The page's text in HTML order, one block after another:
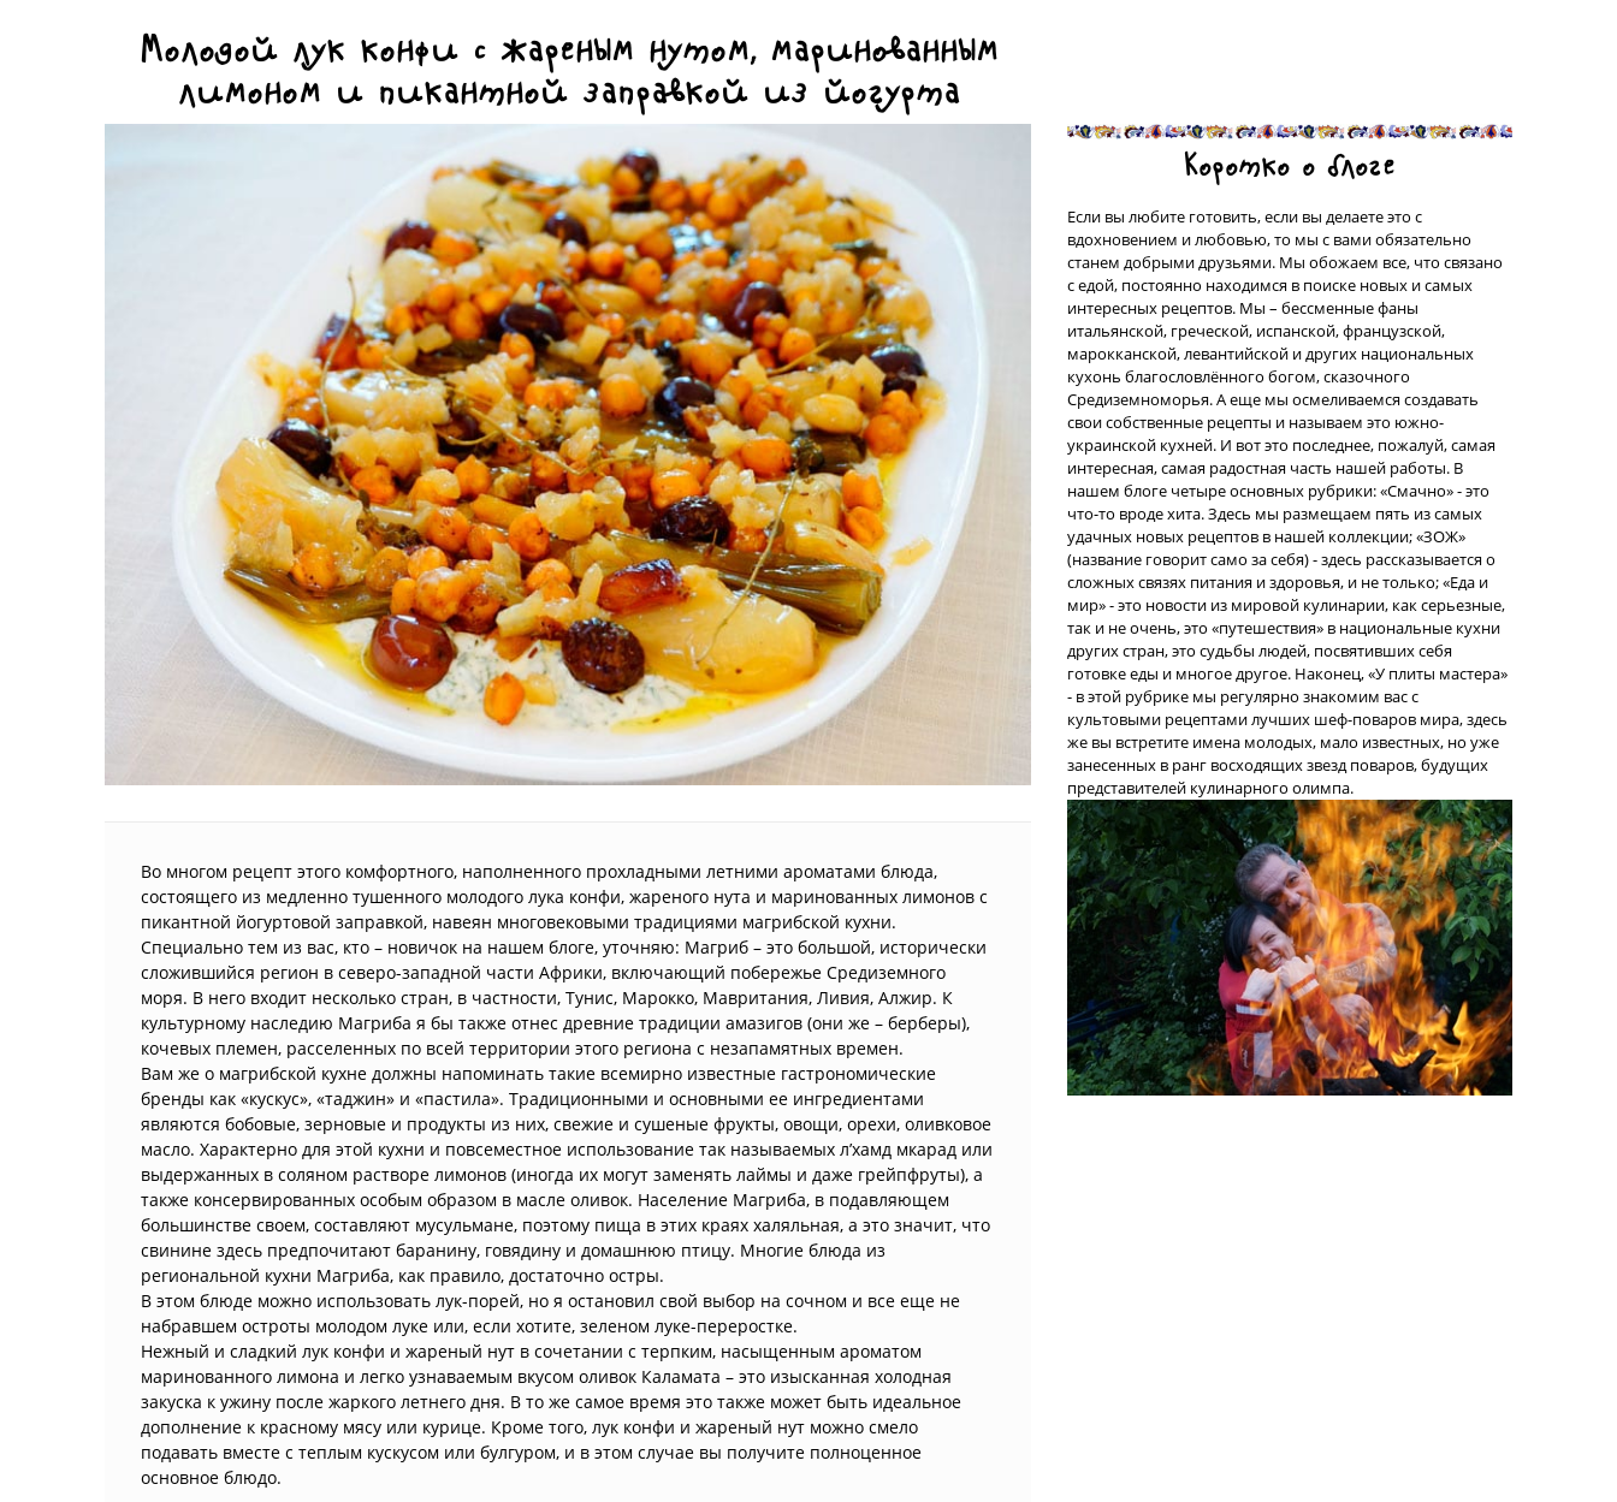
Молодой лук конфи с жареным нутом, маринованным
лимоном и пикантной заправкой из йогурта
Во многом рецепт этого комфортного, наполненного прохладными летними ароматами блюда,
состоящего из медленно тушенного молодого лука конфи, жареного нута и маринованных лимонов с
пикантной йогуртовой заправкой, навеян многовековыми традициями магрибской кухни.
Специально тем из вас, кто – новичок на нашем блоге, уточняю: Магриб – это большой, исторически
сложившийся регион в северо-западной части Африки, включающий побережье Средиземного
моря. В него входит несколько стран, в частности, Тунис, Марокко, Мавритания, Ливия, Алжир. К
культурному наследию Магриба я бы также отнес древние традиции амазигов (они же – берберы),
кочевых племен, расселенных по всей территории этого региона с незапамятных времен.
Вам же о магрибской кухне должны напоминать такие всемирно известные гастрономические
бренды как «кускус», «таджин» и «пастила». Традиционными и основными ее ингредиентами
являются бобовые, зерновые и продукты из них, свежие и сушеные фрукты, овощи, орехи, оливковое
масло. Характерно для этой кухни и повсеместное использование так называемых л’хамд мкарад или
выдержанных в соляном растворе лимонов (иногда их могут заменять лаймы и даже грейпфруты), а
также консервированных особым образом в масле оливок. Население Магриба, в подавляющем
большинстве своем, составляют мусульмане, поэтому пища в этих краях халяльная, а это значит, что
свинине здесь предпочитают баранину, говядину и домашнюю птицу. Многие блюда из
региональной кухни Магриба, как правило, достаточно остры.
В этом блюде можно использовать лук-порей, но я остановил свой выбор на сочном и все еще не
набравшем остроты молодом луке или, если хотите, зеленом луке-переростке.
Нежный и сладкий лук конфи и жареный нут в сочетании с терпким, насыщенным ароматом
маринованного лимона и легко узнаваемым вкусом оливок Каламата – это изысканная холодная
закуска к ужину после жаркого летнего дня. В то же самое время это также может быть идеальное
дополнение к красному мясу или курице. Кроме того, лук конфи и жареный нут можно смело
подавать вместе с теплым кускусом или булгуром, и в этом случае вы получите полноценное
основное блюдо.
Коротко о блоге
Если вы любите готовить, если вы делаете это с
вдохновением и любовью, то мы с вами обязательно
станем добрыми друзьями. Мы обожаем все, что связано
с едой, постоянно находимся в поиске новых и самых
интересных рецептов. Мы – бессменные фаны
итальянской, греческой, испанской, французской,
марокканской, левантийской и других национальных
кухонь благословлённого богом, сказочного
Средиземноморья. А еще мы осмеливаемся создавать
свои собственные рецепты и называем это южно-
украинской кухней. И вот это последнее, пожалуй, самая
интересная, самая радостная часть нашей работы. В
нашем блоге четыре основных рубрики: «Смачно» - это
что-то вроде хита. Здесь мы размещаем пять из самых
удачных новых рецептов в нашей коллекции; «ЗОЖ»
(название говорит само за себя) - здесь рассказывается о
сложных связях питания и здоровья, и не только; «Еда и
мир» - это новости из мировой кулинарии, как серьезные,
так и не очень, это «путешествия» в национальные кухни
других стран, это судьбы людей, посвятивших себя
готовке еды и многое другое. Наконец, «У плиты мастера»
- в этой рубрике мы регулярно знакомим вас с
культовыми рецептами лучших шеф-поваров мира, здесь
же вы встретите имена молодых, мало известных, но уже
занесенных в ранг восходящих звезд поваров, будущих
представителей кулинарного олимпа.